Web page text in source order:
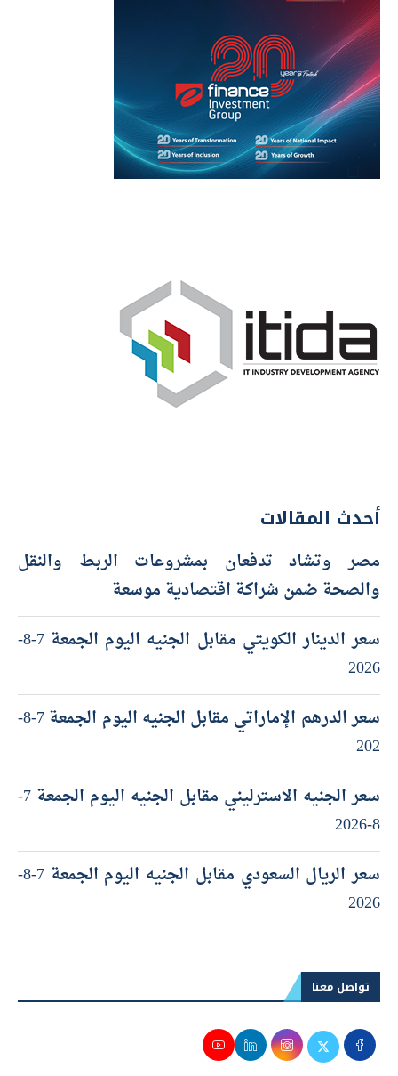
أحدث المقالات
مصر وتشاد تدفعان بمشروعات الربط والنقل
والصحة ضمن شراكة اقتصادية موسعة
سعر الدينار الكويتي مقابل الجنيه اليوم الجمعة 7-8-
2026
سعر الدرهم الإماراتي مقابل الجنيه اليوم الجمعة 7-8-
202
سعر الجنيه الاسترليني مقابل الجنيه اليوم الجمعة 7-
8-2026
سعر الريال السعودي مقابل الجنيه اليوم الجمعة 7-8-
2026
تواصل معنا